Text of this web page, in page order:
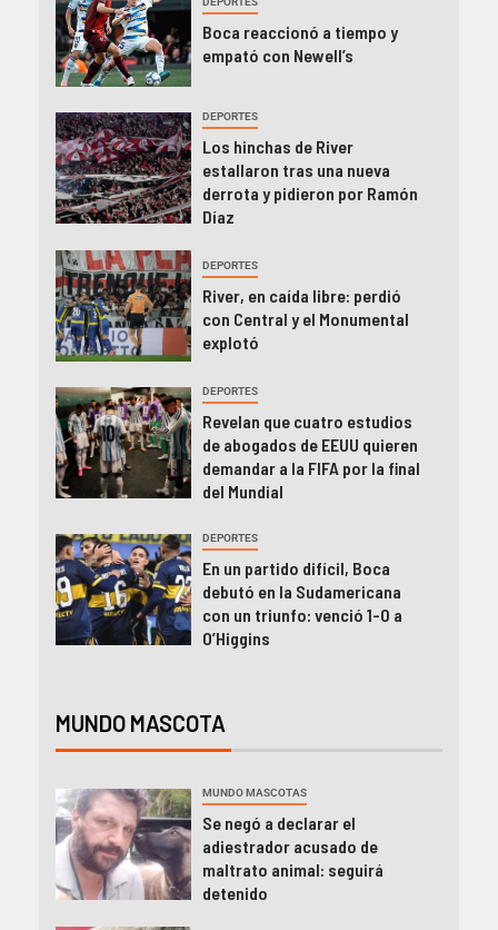
Boca reaccionó a tiempo y
empató con Newell’s
DEPORTES
Los hinchas de River
estallaron tras una nueva
derrota y pidieron por Ramón
Díaz
DEPORTES
River, en caída libre: perdió
con Central y el Monumental
explotó
DEPORTES
Revelan que cuatro estudios
de abogados de EEUU quieren
demandar a la FIFA por la final
del Mundial
DEPORTES
En un partido difícil, Boca
debutó en la Sudamericana
con un triunfo: venció 1-0 a
O’Higgins
MUNDO MASCOTA
MUNDO MASCOTAS
Se negó a declarar el
adiestrador acusado de
maltrato animal: seguirá
detenido